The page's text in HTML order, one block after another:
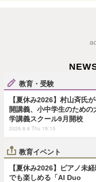
教育・受験
【夏休み2026】村山斉氏
開講義、小中学生のための
学講義スクール9月開校
2026.8.6 Thu 19:15
教育イベント
【夏休み2026】ピアノ未
でも楽しめる「AI Duo